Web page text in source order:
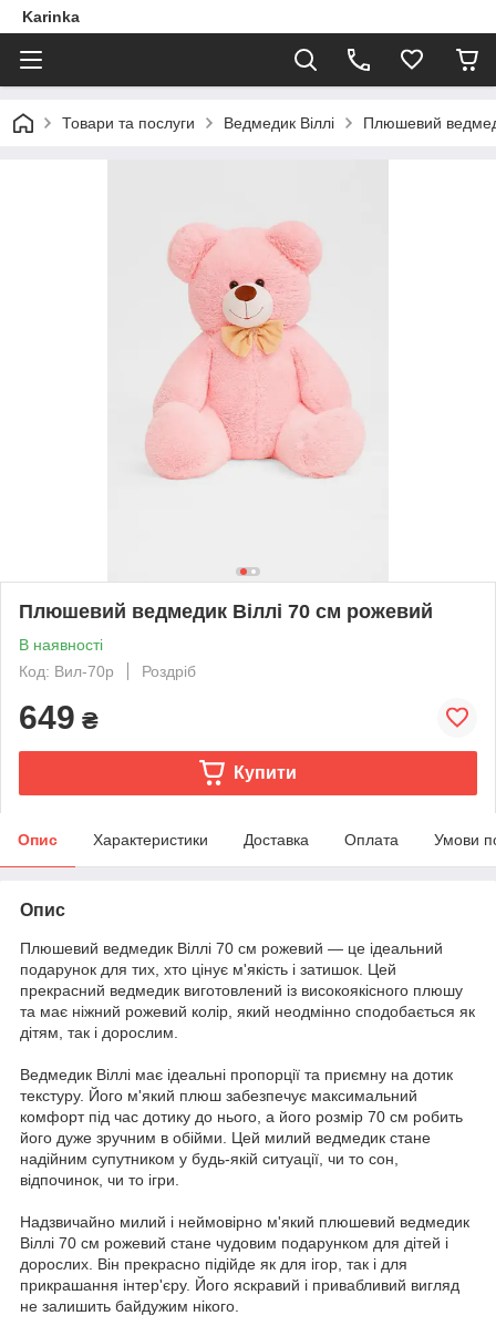
Karinka
Товари та послуги Ведмедик Віллі Плюшевий
Плюшевий ведмедик Віллі 70 см рожевий
В наявності
Код: Вил-70р
Роздріб
649 ₴
Купити
Опис Характеристики Доставка Оплата Умови
Опис
Плюшевий ведмедик Віллі 70 см рожевий — це ідеальний
подарунок для тих, хто цінує м'якість і затишок. Цей
прекрасний ведмедик виготовлений із високоякісного плюшу
та має ніжний рожевий колір, який неодмінно сподобається як
дітям, так і дорослим.
Ведмедик Віллі має ідеальні пропорції та приємну на дотик
текстуру. Його м'який плюш забезпечує максимальний
комфорт під час дотику до нього, а його розмір 70 см робить
його дуже зручним в обійми. Цей милий ведмедик стане
надійним супутником у будь-якій ситуації, чи то сон,
відпочинок, чи то ігри.
Надзвичайно милий і неймовірно м'який плюшевий ведмедик
Віллі 70 см рожевий стане чудовим подарунком для дітей і
дорослих. Він прекрасно підійде як для ігор, так і для
прикрашання інтер'єру. Його яскравий і привабливий вигляд
не залишить байдужим нікого.